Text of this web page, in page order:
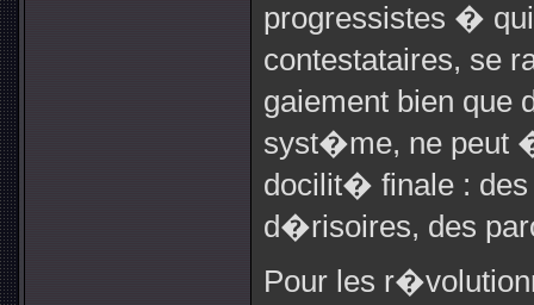
progressistes �
contestataires, se
gaiement bien que
syst�me, ne peut
docilit� finale :
d�risoires, des
Pour les